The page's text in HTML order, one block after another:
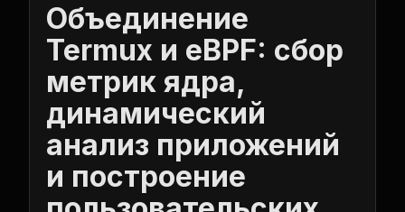
Объединение
Termux и eBPF: сбор
метрик ядра,
динамический
анализ приложений
и построение